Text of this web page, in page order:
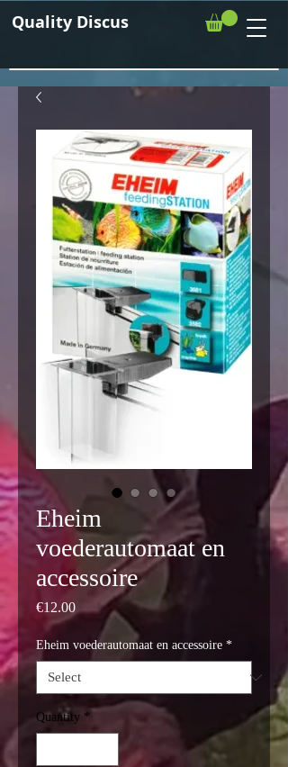
Quality Discus
Eheim
voederautomaat en
accessoire
€12.00Price
Eheim voederautomaat en accessoire *
Quantity *